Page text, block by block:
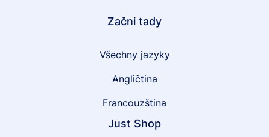
Začni tady
Všechny jazyky
Angličtina
Francouzština
Just Shop